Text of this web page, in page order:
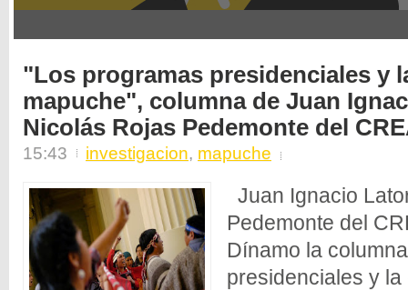
"Los programas presidenciales y
mapuche", columna de Juan
Nicolás Rojas Pedemonte del
15:43 investigacion, mapuche
Juan Ignacio
Pedemonte del
Dínamo la
presidenciales y